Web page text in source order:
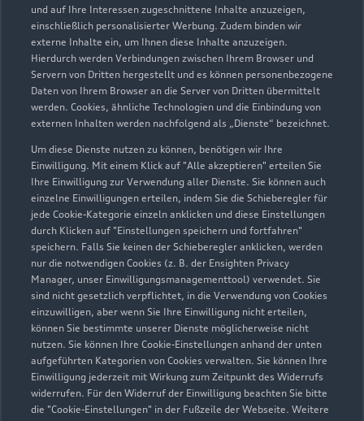
und auf Ihre Interessen zugeschnittene Inhalte anzuzeigen,
einschließlich personalisierter Werbung. Zudem binden wir
externe Inhalte ein, um Ihnen diese Inhalte anzuzeigen.
Hierdurch werden Verbindungen zwischen Ihrem Browser und
Servern von Dritten hergestellt und es können personenbezogene
Daten von Ihrem Browser an die Server von Dritten übermittelt
werden. Cookies, ähnliche Technologien und die Einbindung von
externen Inhalten werden nachfolgend als „Dienste“ bezeichnet.
Um diese Dienste nutzen zu können, benötigen wir Ihre
Einwilligung. Mit einem Klick auf "Alle akzeptieren" erteilen Sie
Ihre Einwilligung zur Verwendung aller Dienste. Sie können auch
einzelne Einwilligungen erteilen, indem Sie die Schieberegler für
jede Cookie-Kategorie einzeln anklicken und diese Einstellungen
durch Klicken auf "Einstellungen speichern und fortfahren"
speichern. Falls Sie keinen der Schieberegler anklicken, werden
nur die notwendigen Cookies (z. B. der Ensighten Privacy
Manager, unser Einwilligungsmanagementtool) verwendet. Sie
sind nicht gesetzlich verpflichtet, in die Verwendung von Cookies
einzuwilligen, aber wenn Sie Ihre Einwilligung nicht erteilen,
können Sie bestimmte unserer Dienste möglicherweise nicht
nutzen. Sie können Ihre Cookie-Einstellungen anhand der unten
aufgeführten Kategorien von Cookies verwalten. Sie können Ihre
Einwilligung jederzeit mit Wirkung zum Zeitpunkt des Widerrufs
widerrufen. Für den Widerruf der Einwilligung beachten Sie bitte
die "Cookie-Einstellungen" in der Fußzeile der Webseite. Weitere
Audi Pflegemitteltasche
Sommer
Damit Ihr Audi auch im Sommer glänzt: die
passende Pflege in einer Tasche.
Zur Audi Shopping World